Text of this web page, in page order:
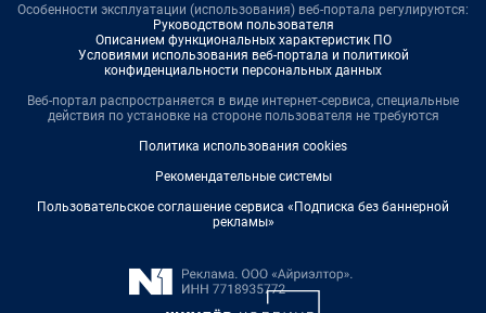
Особенности эксплуатации (использования) веб-портала регулируются:
Руководством пользователя
Описанием функциональных характеристик ПО
Условиями использования веб-портала и политикой
конфиденциальности персональных данных
Веб-портал распространяется в виде интернет-сервиса, специальные
действия по установке на стороне пользователя не требуются
Политика использования cookies
Рекомендательные системы
Пользовательское соглашение сервиса «Подписка без баннерной
рекламы»